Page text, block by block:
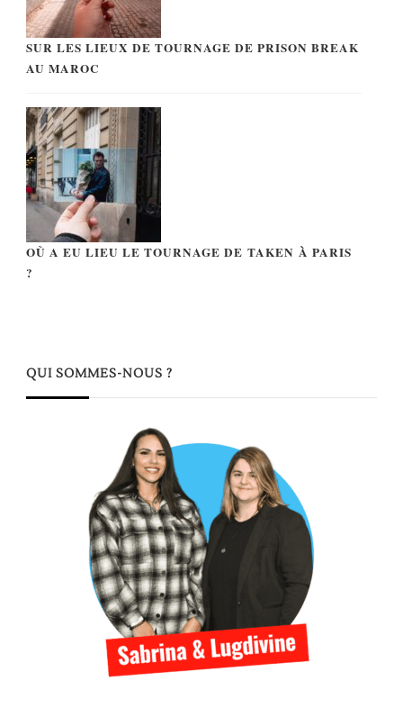
SUR LES LIEUX DE TOURNAGE DE PRISON BREAK
AU MAROC
OÙ A EU LIEU LE TOURNAGE DE TAKEN À PARIS
?
QUI SOMMES-NOUS ?